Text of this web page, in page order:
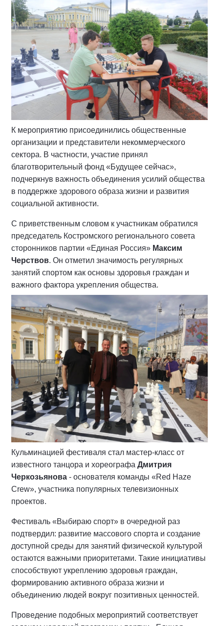
К мероприятию присоединились общественные
организации и представители некоммерческого
сектора. В частности, участие принял
благотворительный фонд «Будущее сейчас»,
подчеркнув важность объединения усилий общества
в поддержке здорового образа жизни и развития
социальной активности.
С приветственным словом к участникам обратился
председатель Костромского регионального совета
сторонников партии «Единая Россия» Максим
Черствов. Он отметил значимость регулярных
занятий спортом как основы здоровья граждан и
важного фактора укрепления общества.
Кульминацией фестиваля стал мастер-класс от
известного танцора и хореографа Дмитрия
Черкозьянова - основателя команды «Red Haze
Crew», участника популярных телевизионных
проектов.
Фестиваль «Выбираю спорт» в очередной раз
подтвердил: развитие массового спорта и создание
доступной среды для занятий физической культурой
остаются важными приоритетами. Такие инициативы
способствуют укреплению здоровья граждан,
формированию активного образа жизни и
объединению людей вокруг позитивных ценностей.
Проведение подобных мероприятий соответствует